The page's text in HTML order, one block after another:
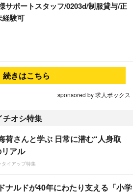
サポートスタッフ/0203d/制服貸与/正
経験可
続きはこちら
sponsored by 求人ボックス
チオシ特集
荷さんと学ぶ 日常に潜む“人身取
アル
タイアップ特集
ナルドが40年にわたり支える「小学